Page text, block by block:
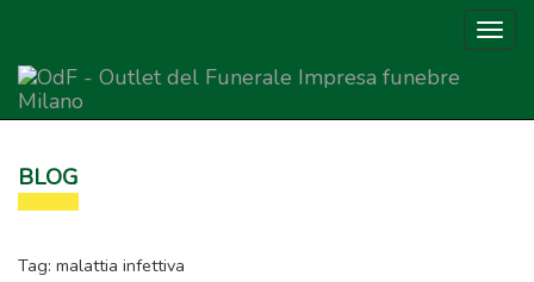
Outlet del Funerale
BLOG
Tag: malattia infettiva